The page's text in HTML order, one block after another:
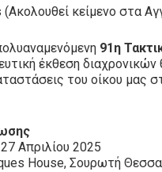
κείμενο στα
91η
έκθεση
του οίκου μας
Απριλίου 2025
House, Σουρωτή